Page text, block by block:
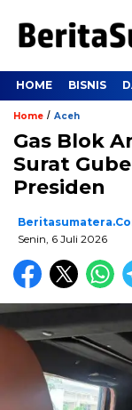
HOME BISNIS
Home / Aceh
Gas Blok
Surat
Presiden
Senin, 6 Juli 2026